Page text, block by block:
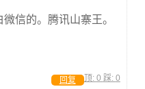
信的。腾讯山寨王。
顶: 0 踩: 0
回复